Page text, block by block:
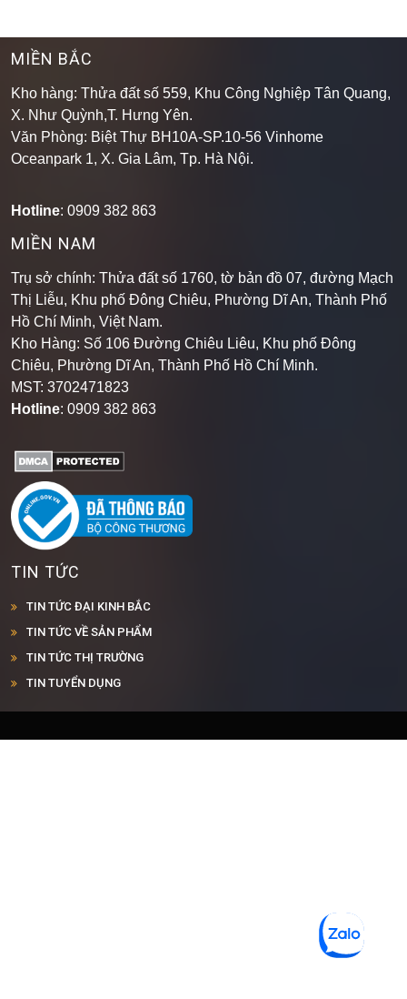
MIỀN BẮC
Kho hàng: Thửa đất số 559, Khu Công Nghiệp Tân Quang,
X. Như Quỳnh,T. Hưng Yên.
Văn Phòng: Biệt Thự BH10A-SP.10-56 Vinhome
Oceanpark 1, X. Gia Lâm, Tp. Hà Nội.
Hotline: 0909 382 863
MIỀN NAM
Trụ sở chính: Thửa đất số 1760, tờ bản đồ 07, đường Mạch
Thị Liễu, Khu phố Đông Chiêu, Phường Dĩ An, Thành Phố
Hồ Chí Minh, Việt Nam.
Kho Hàng: Số 106 Đường Chiêu Liêu, Khu phố Đông
Chiêu, Phường Dĩ An, Thành Phố Hồ Chí Minh.
MST: 3702471823
Hotline: 0909 382 863
TIN TỨC
TIN TỨC ĐẠI KINH BẮC
TIN TỨC VỀ SẢN PHẨM
TIN TỨC THỊ TRƯỜNG
TIN TUYỂN DỤNG